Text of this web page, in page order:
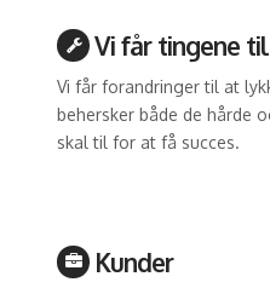
Vi får tingene
Vi får forandringer til at
behersker både de hårde
skal til for at få succes.
Kunder